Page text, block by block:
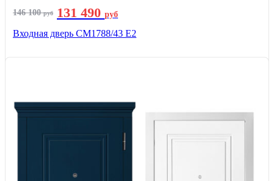
146 100руб 131 490 руб
Входная дверь СМ1788/43 E2